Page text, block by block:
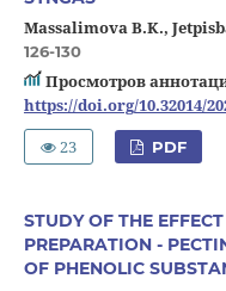
Massalimova B.K.,
126-130
Просмотров
https://doi.org/10.32014/
23
PDF
STUDY OF THE
PREPARATION -
OF PHENOLIC